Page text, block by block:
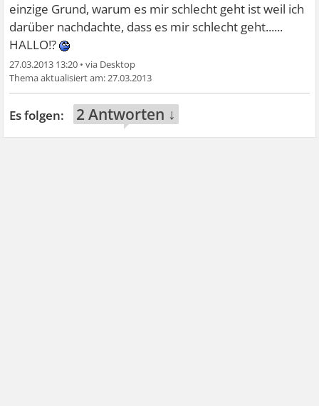
einzige Grund, warum es mir schlecht geht ist weil ich
darüber nachdachte, dass es mir schlecht geht......
HALLO!?
27.03.2013 13:20 •
27.03.2013
2 Antworten ↓